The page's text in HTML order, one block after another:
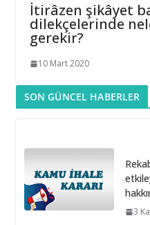
İtirâzen şikâyet
dilekçelerinde
gerekir?
10 Mart 2020
SON GÜNCEL HABERLER
3